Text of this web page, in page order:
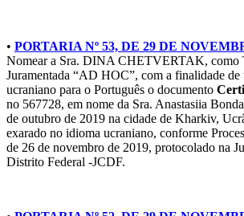
• PORTARIA Nº 53, DE 29 DE
Nomear a Sra. DINA CHETVERTAK, como
Juramentada “AD HOC”, com a finalidade
ucraniano para o Português o documento
no 567728, em nome da Sra. Anastasiia
de outubro de 2019 na cidade de Kharkiv,
exarado no idioma ucraniano, conforme
de 26 de novembro de 2019, protocolado na
Distrito Federal -JCDF.